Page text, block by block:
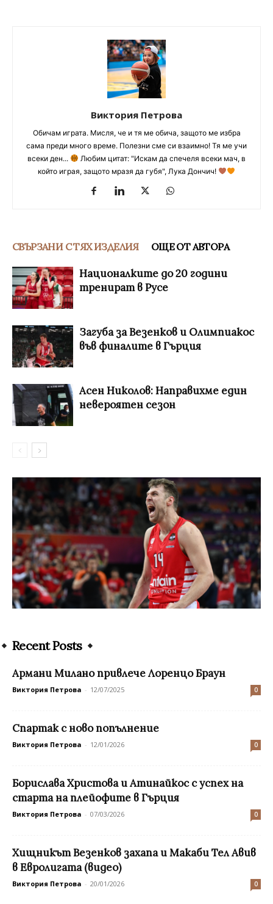
Виктория Петрова
Обичам играта. Мисля, че и тя ме обича, защото ме избра
сама преди много време. Полезни сме си взаимно! Тя ме учи
всеки ден...
Любим цитат: "Искам да спечеля всеки мач, в
който играя, защото мразя да губя", Лука Дончич!
СВЪРЗАНИ С ТЯХ ИЗДЕЛИЯ ОЩЕ ОТ АВТОРА
Националките до 20 години
тренират в Русе
Загуба за Везенков и Олимпиакос
във финалите в Гърция
Асен Николов: Направихме един
невероятен сезон
Recent Posts
Армани Милано привлече Лоренцо Браун
Виктория Петрова - 12/07/2025 0
Спартак с ново попълнение
Виктория Петрова - 12/01/2026 0
Борислава Христова и Атинайкос с успех нa
старта на плейофите в Гърция
Виктория Петрова - 07/03/2026 0
Хищникът Везенков захапа и Макаби Тел Авив
в Евролигата (видео)
Виктория Петрова - 20/01/2026 0